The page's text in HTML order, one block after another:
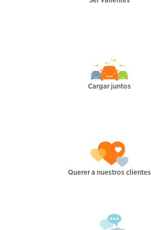
Cargar juntos
Querer a nuestros clientes